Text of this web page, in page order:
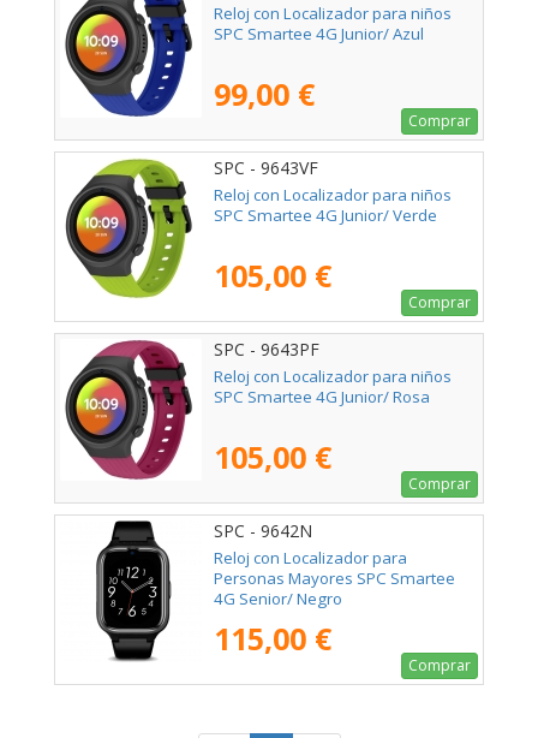
Reloj con Localizador para niños
SPC Smartee 4G Junior/ Azul
99,00 €
Comprar
SPC - 9643VF
Reloj con Localizador para niños
SPC Smartee 4G Junior/ Verde
105,00 €
Comprar
SPC - 9643PF
Reloj con Localizador para niños
SPC Smartee 4G Junior/ Rosa
105,00 €
Comprar
SPC - 9642N
Reloj con Localizador para
Personas Mayores SPC Smartee
4G Senior/ Negro
115,00 €
Comprar